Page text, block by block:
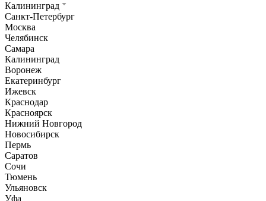
Калининград
Санкт-Петербург
Москва
Челябинск
Самара
Калининград
Воронеж
Екатеринбург
Ижевск
Краснодар
Красноярск
Нижний Новгород
Новосибирск
Пермь
Саратов
Сочи
Тюмень
Ульяновск
Уфа